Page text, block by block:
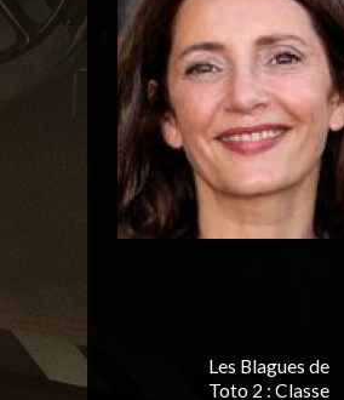
Les Blagues de
Toto 2 : Classe